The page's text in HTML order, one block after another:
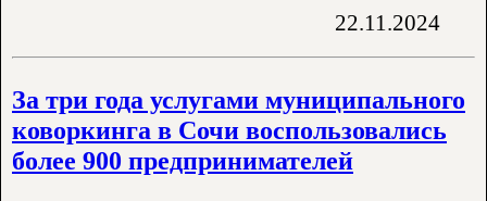
22.11.2024
За три года услугами муниципального
коворкинга в Сочи воспользовались
более 900 предпринимателей